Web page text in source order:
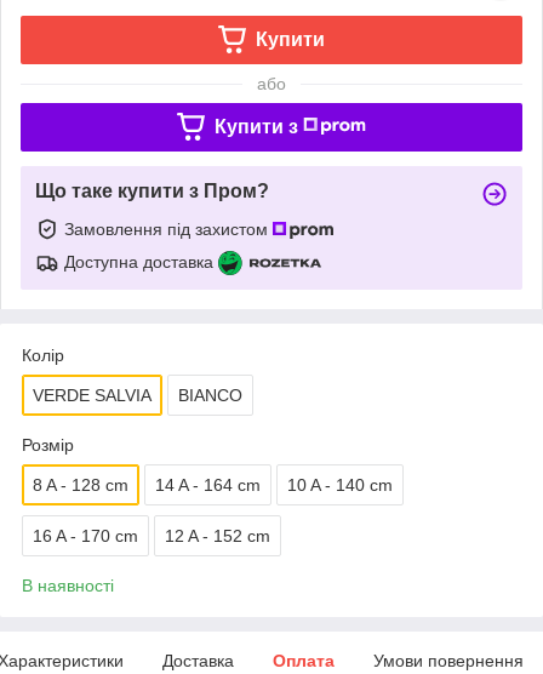
Купити
або
Купити з
Що таке купити з Пром?
Замовлення під захистом
Доступна доставка
Колір
VERDE SALVIA BIANCO
Розмір
8 A - 128 cm 14 A - 164 cm 10 A - 140 cm
16 A - 170 cm 12 A - 152 cm
В наявності
Доставка Оплата Умови повернення